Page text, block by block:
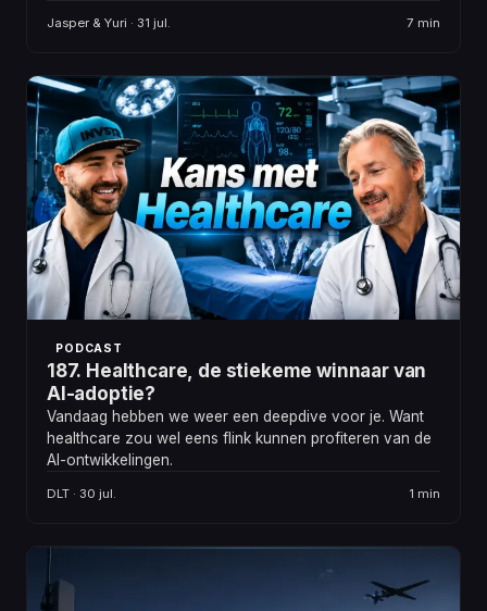
Jasper & Yuri · 31 jul. 7 min
PODCAST
187. Healthcare, de stiekeme winnaar van
AI-adoptie?
Vandaag hebben we weer een deepdive voor je. Want
healthcare zou wel eens flink kunnen profiteren van de
AI-ontwikkelingen.
DLT · 30 jul. 1 min